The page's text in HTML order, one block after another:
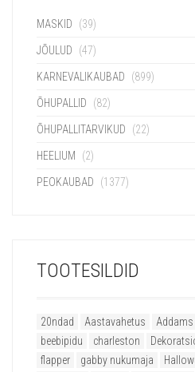
MASKID (39)
JÕULUD (47)
KARNEVALIKAUBAD (899)
ÕHUPALLID (82)
ÕHUPALLITARVIKUD (22)
HEELIUM (2)
PEOKAUBAD (1377)
TOOTESILDID
20ndad Aastavahetus
beebipidu
charleston
flapper
gabby nukumaja